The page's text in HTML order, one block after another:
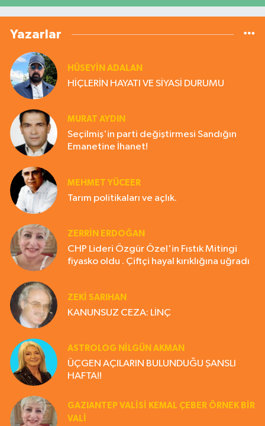
Yazarlar
HÜSEYIN ADALAN
HİÇLERİN HAYATI VE SİYASİ DURUMU
MURAT AYDIN
Seçilmiş'in parti değiştirmesi Sandığın
Emanetine İhanet!
MEHMET YÜCEER
Tarım politikaları ve açlık.
ZERRIN ERDOĞAN
CHP Lideri Özgür Özel'in Fıstık Mitingi
fiyasko oldu . Çiftçi hayal kırıklığına uğradı
ZEKI SARIHAN
KANUNSUZ CEZA: LİNÇ
ASTROLOG NILGÜN AKMAN
ÜÇGEN AÇILARIN BULUNDUĞU ŞANSLI
HAFTA!!
GAZIANTEP VALISI KEMAL ÇEBER ÖRNEK BİR
VALİ